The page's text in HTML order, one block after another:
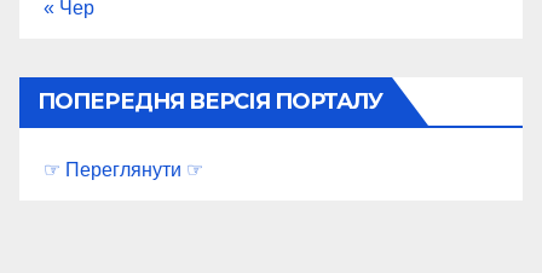
« Чер
ПОПЕРЕДНЯ ВЕРСІЯ ПОРТАЛУ
☞ Переглянути ☞